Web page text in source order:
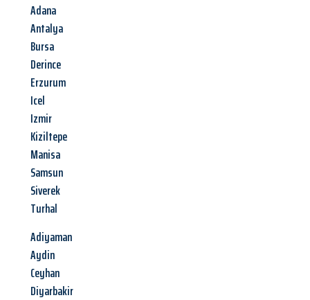
Adana
Antalya
Bursa
Derince
Erzurum
Icel
Izmir
Kiziltepe
Manisa
Samsun
Siverek
Turhal
Adiyaman
Aydin
Ceyhan
Diyarbakir